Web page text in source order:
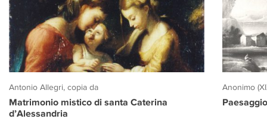
Antonio Allegri, copia da
Matrimonio mistico di santa Caterina
d’Alessandria
Anonimo